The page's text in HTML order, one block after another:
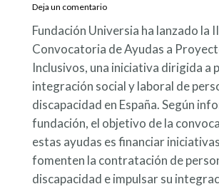
Deja un comentario
Fundación Universia ha lanzado la
Convocatoria de Ayudas a
Inclusivos, una iniciativa dirigida a
integración social y laboral de
discapacidad en España. Según
fundación, el objetivo de la
estas ayudas es financiar
fomenten la contratación de
discapacidad e impulsar su